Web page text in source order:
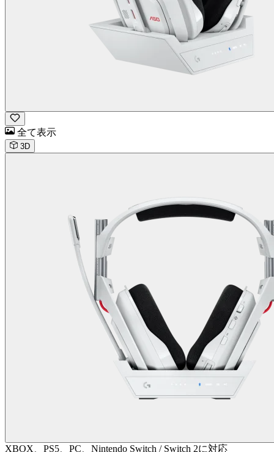
全て表示
3D
XBOX、PS5、PC、Nintendo Switch / Switch 2に対応